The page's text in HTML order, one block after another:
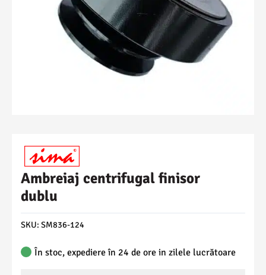
Ambreiaj centrifugal finisor
dublu
SKU: SM836-124
În stoc, expediere în 24 de ore in zilele lucrătoare